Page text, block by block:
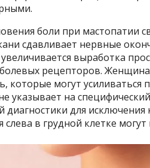
боли при мастопатии
сдавливает нервные
выработка
рецепторов.
которые могут
указывает на
для исключения
в грудной клетке